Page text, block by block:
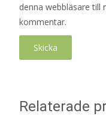
denna webbläsare till
kommentar.
Relaterade